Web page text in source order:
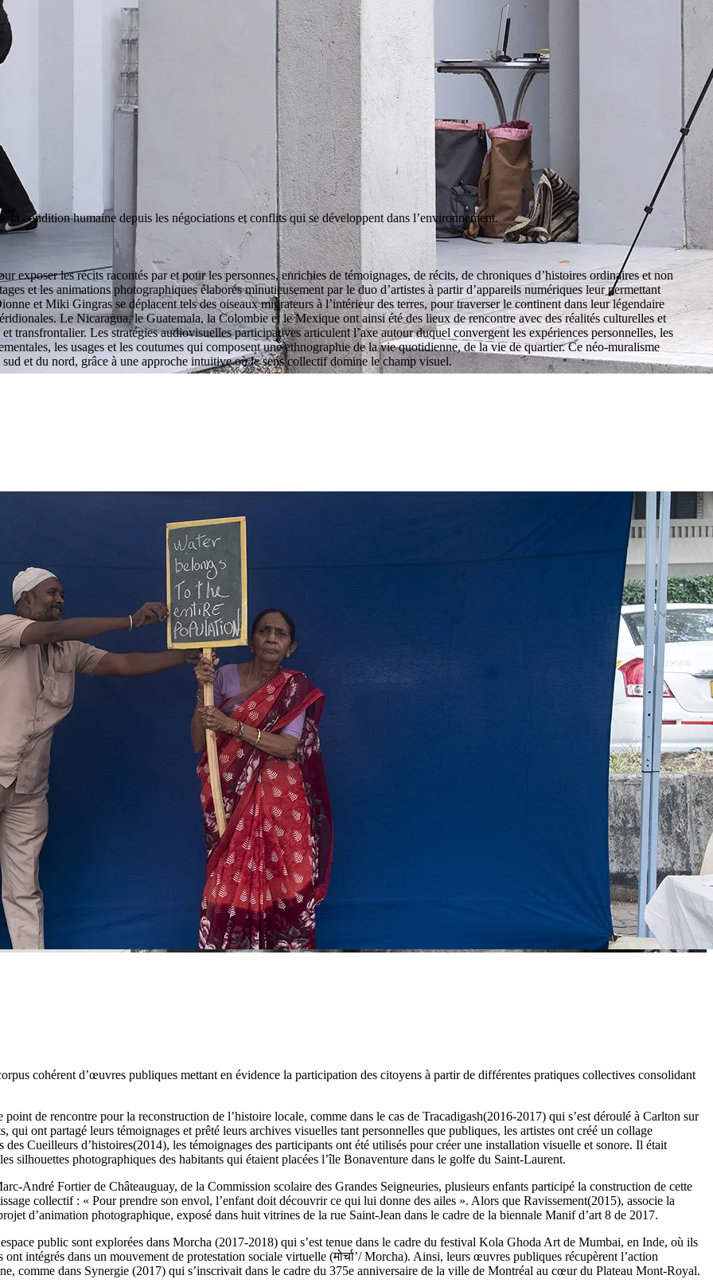
condition humaine depuis les négociations et conflits qui se développent dans l’environnement.
exposer les récits racontés par et pour les personnes, enrichies de témoignages, de récits, de chroniques d’histoires ordinaires et non
et les animations photographiques élaborés minutieusement par le duo d’artistes à partir d’appareils numériques leur permettant
et Miki Gingras se déplacent tels des oiseaux migrateurs à l’intérieur des terres, pour traverser le continent dans leur légendaire
Le Nicaragua, le Guatemala, la Colombie et le Mexique ont ainsi été des lieux de rencontre avec des réalités culturelles et
transfrontalier. Les stratégies audiovisuelles participatives articulent l’axe autour duquel convergent les expériences personnelles, les
les usages et les coutumes qui composent une ethnographie de la vie quotidienne, de la vie de quartier. Ce néo-muralisme
et du nord, grâce à une approche intuitive où le sens collectif domine le champ visuel.
cohérent d’œuvres publiques mettant en évidence la participation des citoyens à partir de différentes pratiques collectives consolidant
de rencontre pour la reconstruction de l’histoire locale, comme dans le cas de Tracadigash(2016-2017) qui s’est déroulé à Carlton sur
qui ont partagé leurs témoignages et prêté leurs archives visuelles tant personnelles que publiques, les artistes ont créé un collage
Cueilleurs d’histoires(2014), les témoignages des participants ont été utilisés pour créer une installation visuelle et sonore. Il était
silhouettes photographiques des habitants qui étaient placées l’île Bonaventure dans le golfe du Saint-Laurent.
André Fortier de Châteauguay, de la Commission scolaire des Grandes Seigneuries, plusieurs enfants participé la construction de cette
collectif : « Pour prendre son envol, l’enfant doit découvrir ce qui lui donne des ailes ». Alors que Ravissement(2015), associe la
d’animation photographique, exposé dans huit vitrines de la rue Saint-Jean dans le cadre de la biennale Manif d’art 8 de 2017.
public sont explorées dans Morcha (2017-2018) qui s’est tenue dans le cadre du festival Kola Ghoda Art de Mumbai, en Inde, où ils
intégrés dans un mouvement de protestation sociale virtuelle (मोर्चा’/ Morcha). Ainsi, leurs œuvres publiques récupèrent l’action
comme dans Synergie (2017) qui s’inscrivait dans le cadre du 375e anniversaire de la ville de Montréal au cœur du Plateau Mont-Royal.